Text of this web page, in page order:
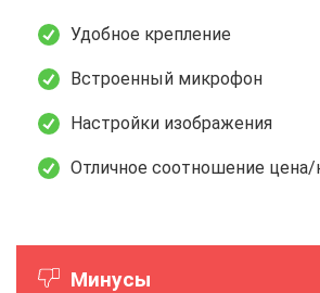
Удобное крепление
Встроенный микрофон
Настройки изображения
Отличное соотношение цена/
Минусы